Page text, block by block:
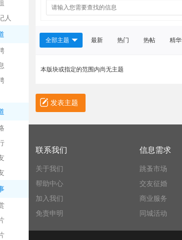
人
全部主题 最新 热门 热帖 精华
本版块或指定的范围内尚无主题
发表主题
联系我们
关于我们
帮助中心
加入我们
免责申明
信息需求
跳蚤市场
交友征婚
商业服务
同城活动